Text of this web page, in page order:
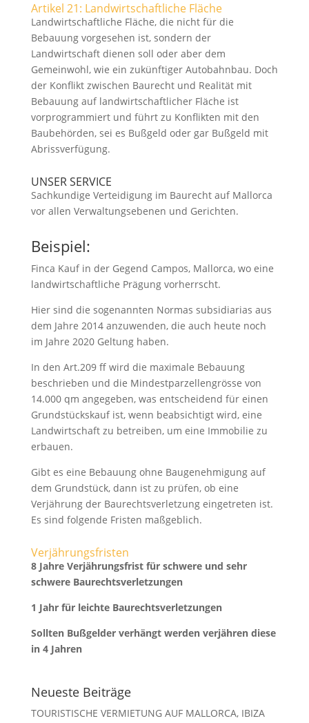
Artikel 21: Landwirtschaftliche Fläche
Landwirtschaftliche Fläche, die nicht für die
Bebauung vorgesehen ist, sondern der
Landwirtschaft dienen soll oder aber dem
Gemeinwohl, wie ein zukünftiger Autobahnbau. Doch
der Konflikt zwischen Baurecht und Realität mit
Bebauung auf landwirtschaftlicher Fläche ist
vorprogrammiert und führt zu Konflikten mit den
Baubehörden, sei es Bußgeld oder gar Bußgeld mit
Abrissverfügung.
UNSER SERVICE
Sachkundige Verteidigung im Baurecht auf Mallorca
vor allen Verwaltungsebenen und Gerichten.
Beispiel:
Finca Kauf in der Gegend Campos, Mallorca, wo eine
landwirtschaftliche Prägung vorherrscht.
Hier sind die sogenannten Normas subsidiarias aus
dem Jahre 2014 anzuwenden, die auch heute noch
im Jahre 2020 Geltung haben.
In den Art.209 ff wird die maximale Bebauung
beschrieben und die Mindestparzellengrösse von
14.000 qm angegeben, was entscheidend für einen
Grundstückskauf ist, wenn beabsichtigt wird, eine
Landwirtschaft zu betreiben, um eine Immobilie zu
erbauen.
Gibt es eine Bebauung ohne Baugenehmigung auf
dem Grundstück, dann ist zu prüfen, ob eine
Verjährung der Baurechtsverletzung eingetreten ist.
Es sind folgende Fristen maßgeblich.
Verjährungsfristen
8 Jahre Verjährungsfrist für schwere und sehr
schwere Baurechtsverletzungen
1 Jahr für leichte Baurechtsverletzungen
Sollten Bußgelder verhängt werden verjähren diese
in 4 Jahren
Neueste Beiträge
TOURISTISCHE VERMIETUNG AUF MALLORCA, IBIZA
Deutschsprachige Beratung in Spanien